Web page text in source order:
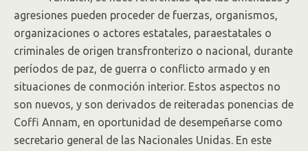
agresiones pueden proceder de fuerzas, organismos,
organizaciones o actores estatales, paraestatales o
criminales de origen transfronterizo o nacional, durante
períodos de paz, de guerra o conflicto armado y en
situaciones de conmoción interior. Estos aspectos no
son nuevos, y son derivados de reiteradas ponencias de
Coffi Annam, en oportunidad de desempeñarse como
secretario general de las Nacionales Unidas. En este